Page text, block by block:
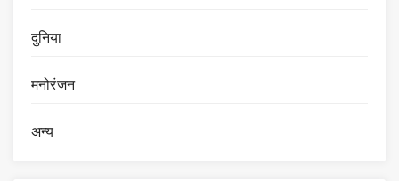
दुनिया
मनोरंजन
अन्य